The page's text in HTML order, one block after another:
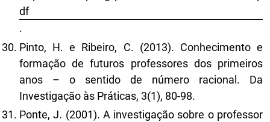
df
.
Pinto, H. e Ribeiro, C. (2013). Conhecimento e
formação de futuros professores dos primeiros
anos – o sentido de número racional. Da
Investigação às Práticas, 3(1), 80-98.
Ponte, J. (2001). A investigação sobre o professor